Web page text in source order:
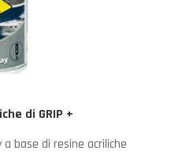
di GRIP +
base di resine acriliche